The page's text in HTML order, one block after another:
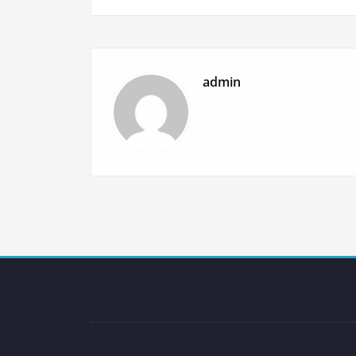
l’article
admin